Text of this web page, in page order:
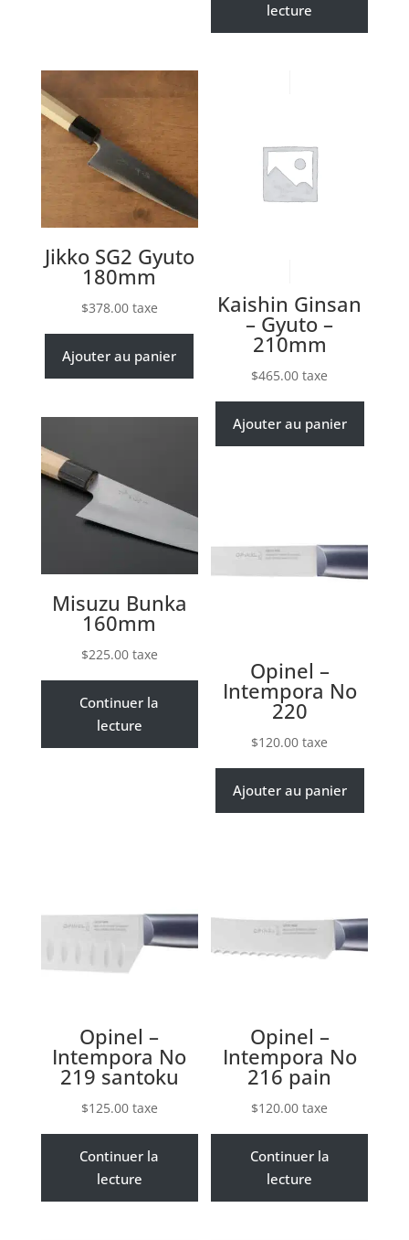
lecture
Jikko SG2 Gyuto
180mm
$378.00 taxe
Ajouter au panier
Kaishin Ginsan
– Gyuto –
210mm
$465.00 taxe
Ajouter au panier
Misuzu Bunka
160mm
$225.00 taxe
Continuer la
lecture
Opinel –
Intempora No
220
$120.00 taxe
Ajouter au panier
Opinel –
Intempora No
219 santoku
$125.00 taxe
Continuer la
lecture
Opinel –
Intempora No
216 pain
$120.00 taxe
Continuer la
lecture